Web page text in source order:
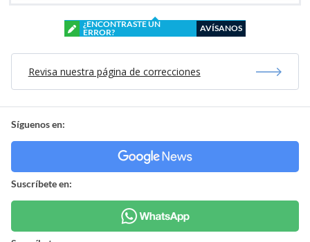
¿ENCONTRASTE UN
ERROR?
AVÍSANOS
Revisa nuestra página de correcciones
Síguenos en:
Suscríbete en: